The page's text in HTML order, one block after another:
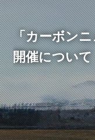
「カーボン
開催について